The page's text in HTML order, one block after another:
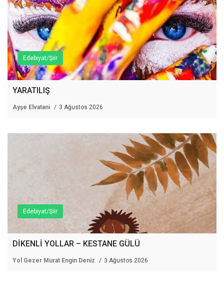
Edebiyat/Şiir
YARATILIŞ
Ayşe Elvatani 3 Ağustos 2026
Edebiyat/Şiir
DİKENLİ YOLLAR – KESTANE GÜLÜ
Yol Gezer Murat Engin Deniz 3 Ağustos 2026